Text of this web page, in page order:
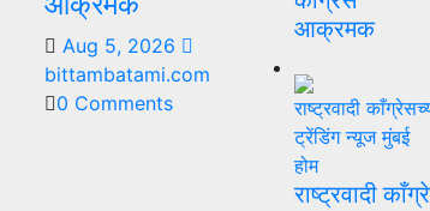
Aug 5, 2026
bittambatami.com
0 Comments
आक्रमक
ट्रेंडिंग न्यूजमुंबई
होम
राष्ट्रवादी